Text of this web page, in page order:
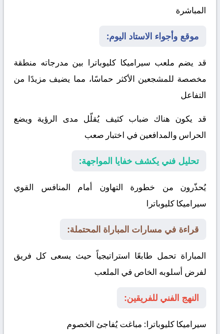
المباشرة
موقع وأجواء الاستاد اليوم:
قد يضم ملعب سيراميكا كليوباترا بين مدرجاته منطقة
مخصصة للمشجعين الأكثر حماسًا، مما يضيف مزيدًا من
التفاعل
قد يكون هناك ضباب كثيف يُقلّل مدى الرؤية ويضع
الحراس والمدافعين في اختبار صعب
تحليل فني يكشف خفايا المواجهة:
يُحذّرون من خطورة التهاون أمام المنافس القوي
سيراميكا كليوباترا
قراءة في مسارات المباراة المحتملة:
المباراة تحمل طابعًا استراتيجياً حيث يسعى كل فريق
لفرض أسلوبه الخاص في الملعب
النهج الفني للفريقين:
سيراميكا كليوباترا: مباغت يُفاجئ الخصوم